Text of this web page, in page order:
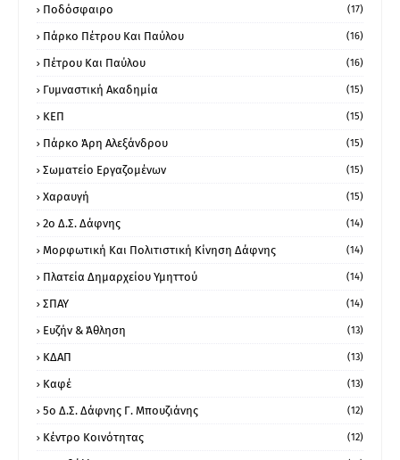
Ποδόσφαιρο (17)
Πάρκο Πέτρου Και Παύλου (16)
Πέτρου Και Παύλου (16)
Γυμναστική Ακαδημία (15)
ΚΕΠ (15)
Πάρκο Άρη Αλεξάνδρου (15)
Σωματείο Εργαζομένων (15)
Χαραυγή (15)
2ο Δ.Σ. Δάφνης (14)
Μορφωτική Και Πολιτιστική Κίνηση Δάφνης (14)
Πλατεία Δημαρχείου Υμηττού (14)
ΣΠΑΥ (14)
Ευζήν & Άθληση (13)
ΚΔΑΠ (13)
Καφέ (13)
5ο Δ.Σ. Δάφνης Γ. Μπουζιάνης (12)
Κέντρο Κοινότητας (12)